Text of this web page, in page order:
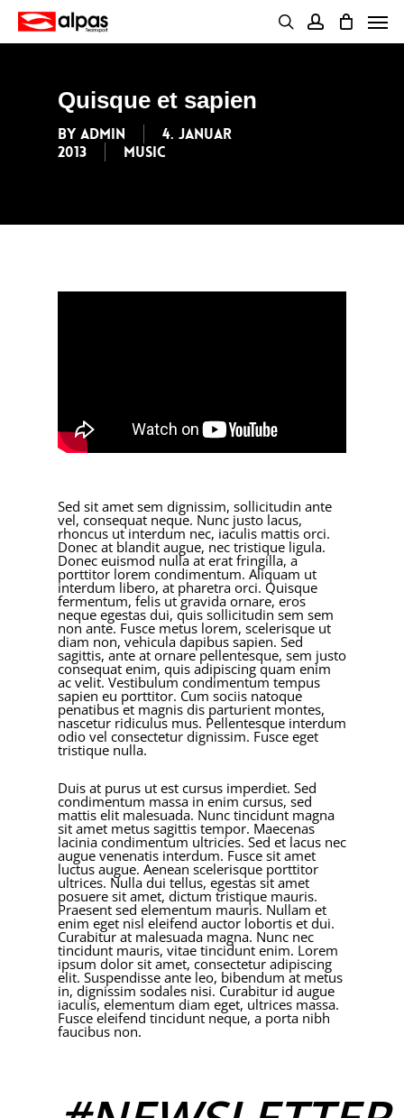
main
content searchaccount
Quisque et sapien
By admin
4. Januar
2013
Music
Sed sit amet sem dignissim, sollicitudin ante
vel, consequat neque. Nunc justo lacus,
rhoncus ut interdum nec, iaculis mattis orci.
Donec at blandit augue, nec tristique ligula.
Donec euismod nulla at erat fringilla, a
porttitor lorem condimentum. Aliquam ut
interdum libero, at pharetra orci. Quisque
fermentum, felis ut gravida ornare, eros
neque egestas dui, quis sollicitudin sem sem
non ante. Fusce metus lorem, scelerisque ut
diam non, vehicula dapibus sapien. Sed
sagittis, ante at ornare pellentesque, sem justo
consequat enim, quis adipiscing quam enim
ac velit. Vestibulum condimentum tempus
sapien eu porttitor. Cum sociis natoque
penatibus et magnis dis parturient montes,
nascetur ridiculus mus. Pellentesque interdum
odio vel consectetur dignissim. Fusce eget
tristique nulla.
Duis at purus ut est cursus imperdiet. Sed
condimentum massa in enim cursus, sed
mattis elit malesuada. Nunc tincidunt magna
sit amet metus sagittis tempor. Maecenas
lacinia condimentum ultricies. Sed et lacus nec
augue venenatis interdum. Fusce sit amet
luctus augue. Aenean scelerisque porttitor
ultrices. Nulla dui tellus, egestas sit amet
posuere sit amet, dictum tristique mauris.
Praesent sed elementum mauris. Nullam et
enim eget nisl eleifend auctor lobortis et dui.
Curabitur at malesuada magna. Nunc nec
tincidunt mauris, vitae tincidunt enim. Lorem
ipsum dolor sit amet, consectetur adipiscing
elit. Suspendisse ante leo, bibendum at metus
in, dignissim sodales nisi. Curabitur id augue
iaculis, elementum diam eget, ultrices massa.
Fusce eleifend tincidunt neque, a porta nibh
faucibus non.